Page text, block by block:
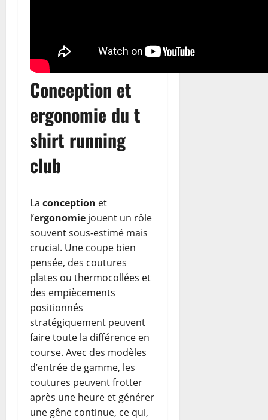
Conception et
ergonomie du t
shirt running
club
La conception et
l’ergonomie jouent un rôle
souvent sous-estimé mais
crucial. Une coupe bien
pensée, des coutures
plates ou thermocollées et
des empiècements
positionnés
stratégiquement peuvent
faire toute la différence en
course. Avec des modèles
d’entrée de gamme, les
coutures peuvent frotter
après une heure et générer
une gêne continue, ce qui,